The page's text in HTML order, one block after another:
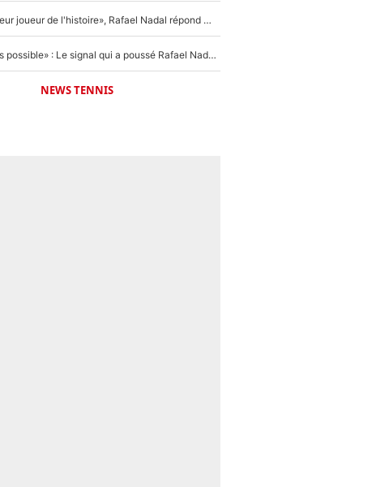
«C'est le meilleur joueur de l'histoire», Rafael Nadal répond à la question que tout le monde se pose !
«Ce n'était pas possible» : Le signal qui a poussé Rafael Nadal à prendre sa retraite !
NEWS TENNIS